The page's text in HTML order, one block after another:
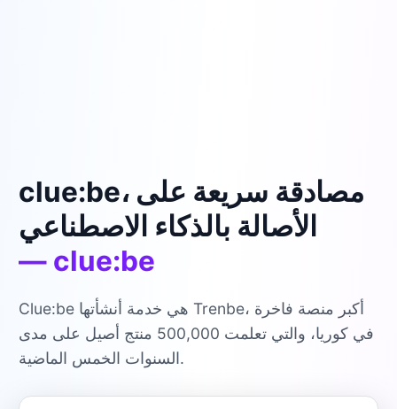
clue:be، مصادقة سريعة على
الأصالة بالذكاء الاصطناعي
— clue:be
Clue:be هي خدمة أنشأتها Trenbe، أكبر منصة فاخرة
في كوريا، والتي تعلمت 500,000 منتج أصيل على مدى
السنوات الخمس الماضية.